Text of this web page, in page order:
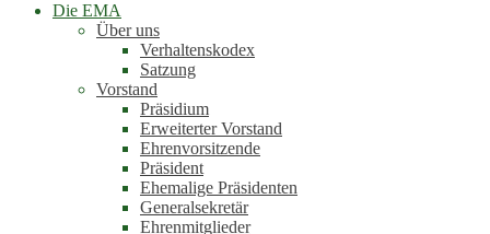
Die EMA
Über uns
Verhaltenskodex
Satzung
Vorstand
Präsidium
Erweiterter Vorstand
Ehrenvorsitzende
Präsident
Ehemalige Präsidenten
Generalsekretär
Ehrenmitglieder